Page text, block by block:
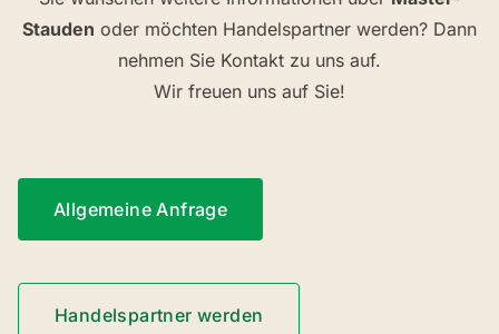
Stauden oder möchten Handelspartner werden? Dann
nehmen Sie Kontakt zu uns auf.
Wir freuen uns auf Sie!
Allgemeine Anfrage
Handelspartner werden